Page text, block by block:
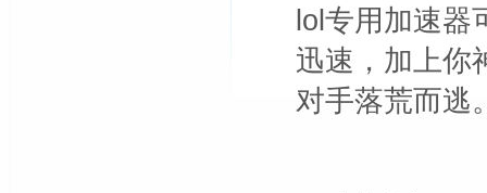
lol专用加速
迅速，加上你
对手落荒而逃